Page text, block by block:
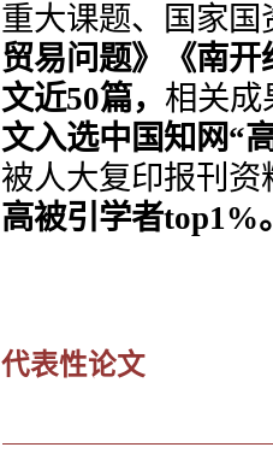
重大课题、国家
贸易问题》《南开
文近50篇， 相关成
文入选中国知网“
被人大复印报刊资
高被引学者top1%
代表性论文